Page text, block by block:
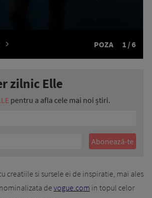
POZA 1 / 6
zilnic Elle
pentru a afla cele mai noi știri.
creatiile si sursele ei de inspiratie, mai ales
de vogue.com in topul celor